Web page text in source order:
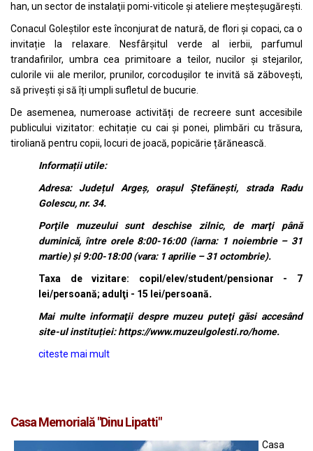
han, un sector de instalaţii pomi-viticole și ateliere meșteșugărești.
Conacul Goleștilor este înconjurat de natură, de flori și copaci, ca o
invitație la relaxare. Nesfârșitul verde al ierbii, parfumul
trandafirilor, umbra cea primitoare a teilor, nucilor și stejarilor,
culorile vii ale merilor, prunilor, corcodușilor te invită să zăbovești,
să privești și să îți umpli sufletul de bucurie.
De asemenea, numeroase activități de recreere sunt accesibile
publicului vizitator: echitație cu cai și ponei, plimbări cu trăsura,
tiroliană pentru copii, locuri de joacă, popicărie țărănească.
Informații utile:
Adresa: Județul Argeș, orașul Ștefănești, strada Radu
Golescu, nr. 34.
Porţile muzeului sunt deschise zilnic, de marţi până
duminică, între orele 8:00-16:00 (iarna: 1 noiembrie – 31
martie) şi 9:00-18:00 (vara: 1 aprilie – 31 octombrie).
Taxa de vizitare: copil/elev/student/pensionar - 7
lei/persoană; adulţi - 15 lei/persoană.
Mai multe informaţii despre muzeu puteţi găsi accesând
site-ul instituției:https://www.muzeulgolesti.ro/home.
citeste mai mult
Casa Memorială "Dinu Lipatti"
Casa